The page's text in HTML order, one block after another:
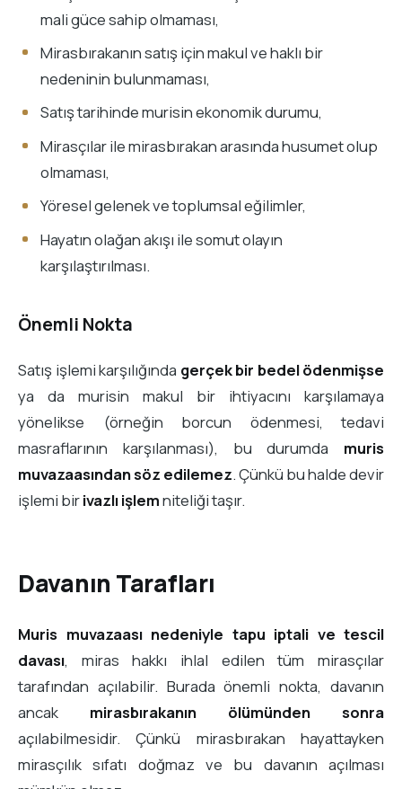
mali güce sahip olmaması,
Mirasbırakanın satış için makul ve haklı bir
nedeninin bulunmaması,
Satış tarihinde murisin ekonomik durumu,
Mirasçılar ile mirasbırakan arasında husumet olup
olmaması,
Yöresel gelenek ve toplumsal eğilimler,
Hayatın olağan akışı ile somut olayın
karşılaştırılması.
Önemli Nokta
Satış işlemi karşılığında gerçek bir bedel ödenmişse
ya da murisin makul bir ihtiyacını karşılamaya
yönelikse (örneğin borcun ödenmesi, tedavi
masraflarının karşılanması), bu durumda muris
muvazaasından söz edilemez. Çünkü bu halde devir
işlemi birivazlı işlemniteliği taşır.
Davanın Tarafları
Muris muvazaası nedeniyle tapu iptali ve tescil
davası, miras hakkı ihlal edilen tüm mirasçılar
tarafından açılabilir. Burada önemli nokta, davanın
ancak mirasbırakanın ölümünden sonra
açılabilmesidir. Çünkü mirasbırakan hayattayken
mirasçılık sıfatı doğmaz ve bu davanın açılması